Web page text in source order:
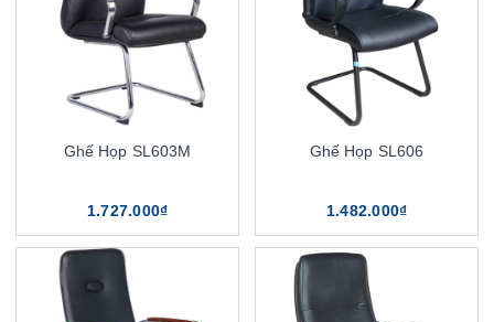
Ghế Họp SL603M
1.727.000₫
Ghế Họp SL606
1.482.000₫